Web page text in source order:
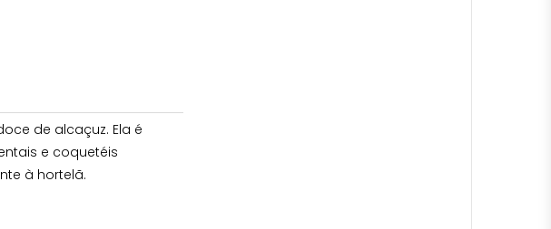
de alcaçuz. Ela é
e coquetéis
à hortelã.